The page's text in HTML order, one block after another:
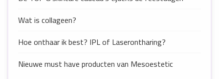
Wat is collageen?
Hoe onthaar ik best? IPL of Laserontharing?
Nieuwe must have producten van Mesoestetic